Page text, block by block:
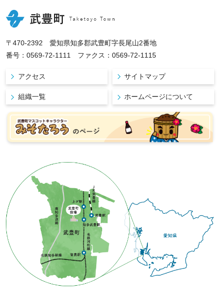
〒470-2392 愛知県知多郡武豊町字長尾山2番地
番号：0569-72-1111 ファクス：0569-72-1115
アクセス サイトマップ
組織一覧 ホームページについて